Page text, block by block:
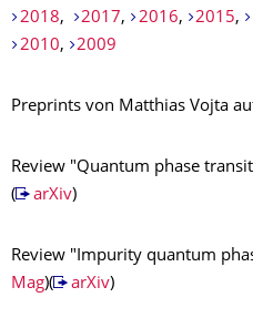
2018, 2017, 2016, 2015,
2010, 2009
Preprints von Matthias Vojta
Review "Quantum phase
(
arXiv)
Review "Impurity quantum
Mag)( arXiv)